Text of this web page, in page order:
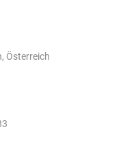
Österreich